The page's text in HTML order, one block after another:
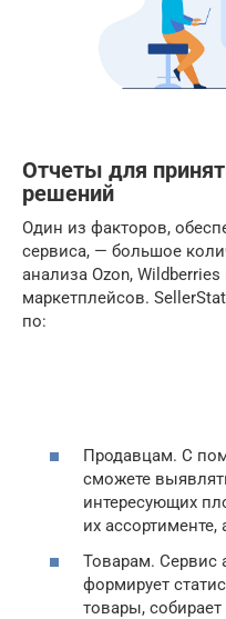
Отчеты для
решений
Один из факторов,
сервиса, — большое
анализа Ozon,
маркетплейсов.
по:
Продавцам. С
сможете
интересующих
их ассортименте,
Товарам. Сервис
формирует
товары,